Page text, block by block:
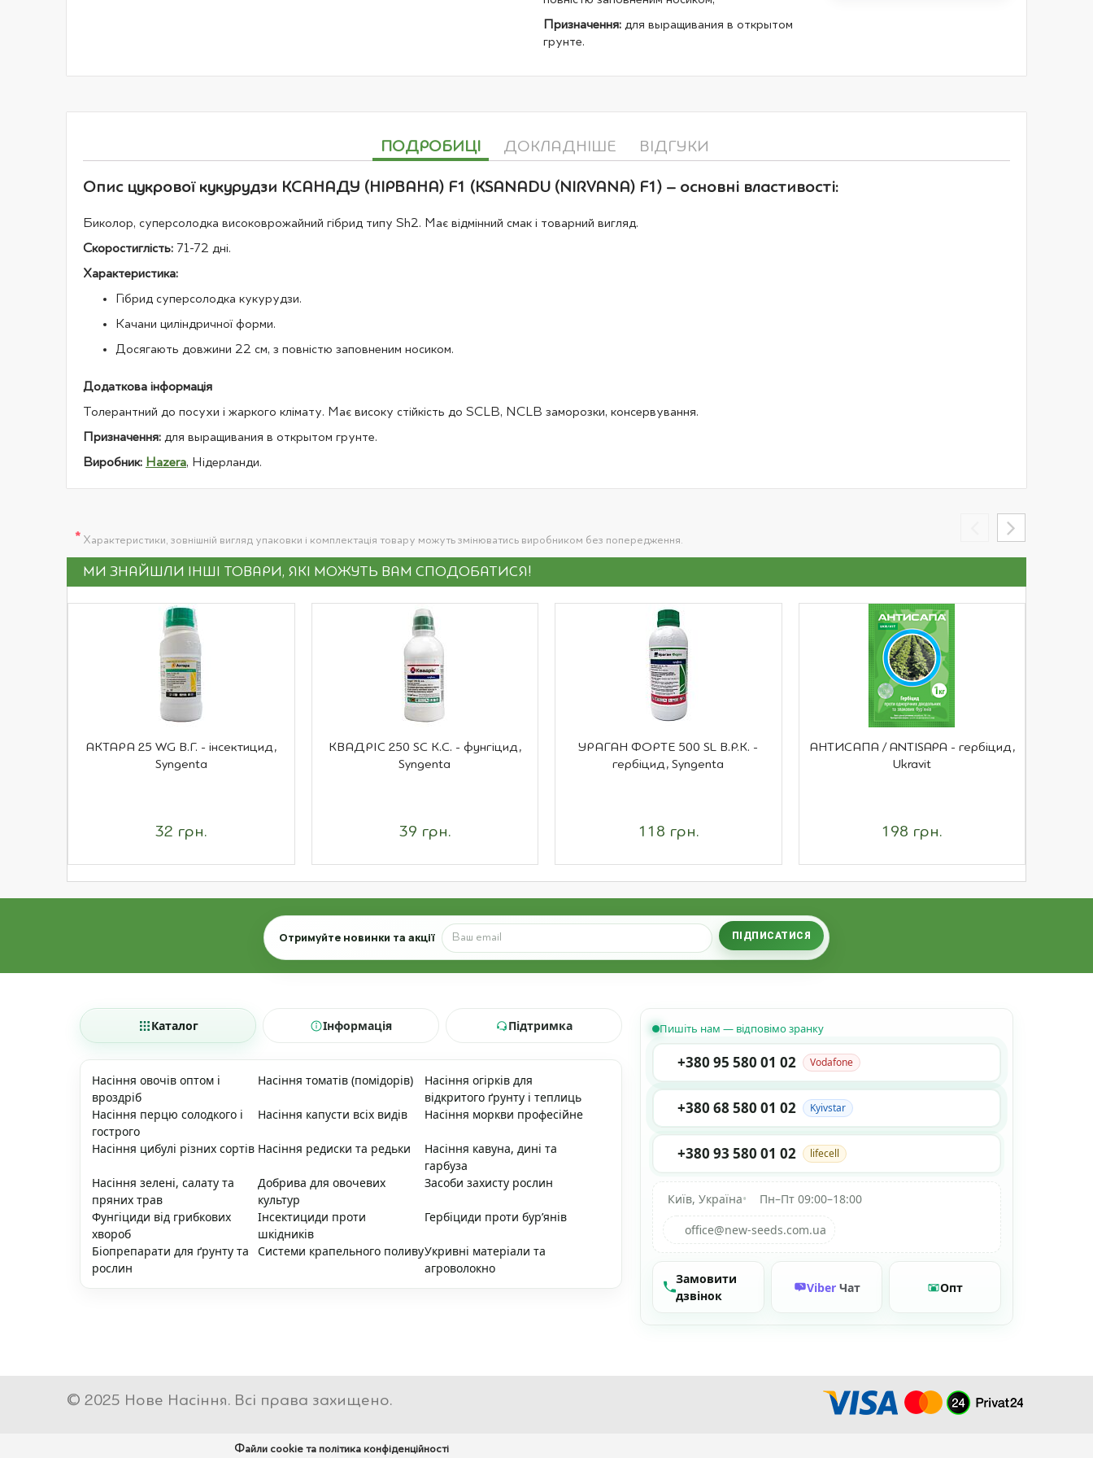
Призначення:для выращивания в открытом
грунте.
ПОДРОБИЦІ
Опис цукрової кукурудзи КСАНАДУ (НІРВАНА) F1 (KSANADU (NIRVANA) F1) – основні властивості:
Биколор, суперсолодка високоврожайний гібрид типу Sh2. Має відмінний смак і товарний вигляд.
Скоростиглість: 71-72 дні.
Характеристика:
Гібрид суперсолодка кукурудзи.
Качани циліндричної форми.
Досягають довжини 22 см, з повністю заповненим носиком.
Додаткова інформація
Толерантний до посухи і жаркого клімату. Має високу стійкість до SCLB, NCLB заморозки, консервування.
Призначення: для выращивания в открытом грунте.
Виробник: Hazera, Нідерланди.
ДОКЛАДНІШЕ ВІДГУКИ
* Характеристики, зовнішній вигляд упаковки і комплектація товару можуть змінюватись виробником без попередження.
МИ ЗНАЙШЛИ ІНШІ ТОВАРИ, ЯКІ МОЖУТЬ ВАМ СПОДОБАТИСЯ!
АКТАРА 25 WG В.Г. - інсектицид,
Syngenta
32 грн.
КВАДРІС 250 SC К.С. - фунгіцид,
Syngenta
39 грн.
УРАГАН ФОРТЕ 500 SL В.Р.К. -
гербіцид, Syngenta
118 грн.
АНТИСАПА / ANTISAPA - гербіцид,
Ukravit
198 грн.
Email
Отримуйте новинки та акції ПІДПИСАТИСЯ
Каталог Інформація Підтримка
Насіння овочів оптом і
вроздріб
Насіння томатів (помідорів)
Насіння огірків для
відкритого ґрунту і теплиць
Насіння перцю солодкого і
гострого
Насіння капусти всіх видів Насіння моркви професійне
Насіння цибулі різних сортів Насіння редиски та редьки
Насіння кавуна, дині та
гарбуза
Насіння зелені, салату та
пряних трав
Добрива для овочевих
культур
Засоби захисту рослин
Фунгіциди від грибкових
хвороб
Інсектициди проти
шкідників
Гербіциди проти бур’янів
Біопрепарати для ґрунту та
рослин
Системи крапельного поливуУкривні матеріали та
агроволокно
Пишіть нам — відповімо зранку
+380 95 580 01 02 Vodafone
+380 68 580 01 02 Kyivstar
+380 93 580 01 02 lifecell
Київ, Україна•
Пн–Пт 09:00–18:00
office@new-seeds.com.ua
Замовити
дзвінок
Viber Чат Опт
© 2025 Нове Насіння. Всі права захищено.
Файли cookie та політика конфіденційності